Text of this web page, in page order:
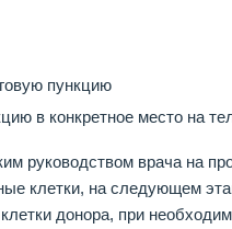
пункцию
в конкретное место на
руководством врача на
клетки, на следующем
донора, при